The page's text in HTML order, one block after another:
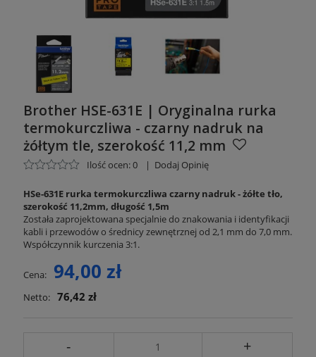
Brother HSE-631E | Oryginalna rurka
termokurczliwa - czarny nadruk na
żółtym tle, szerokość 11,2 mm
Ilość ocen: 0 | Dodaj Opinię
HSe-631E rurka termokurczliwa czarny nadruk - żółte tło,
szerokość 11,2mm, długość 1,5m
Została zaprojektowana specjalnie do znakowania i identyfikacji
kabli i przewodów o średnicy zewnętrznej od 2,1 mm do 7,0 mm.
Współczynnik kurczenia 3:1.
Cena: 94,00 zł
Netto: 76,42 zł
- +